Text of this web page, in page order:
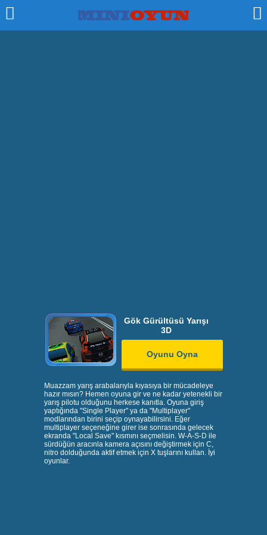
Gök Gürültüsü Yarışı
3D
Oyunu Oyna
Muazzam yarış arabalarıyla kıyasıya bir mücadeleye
hazır mısın? Hemen oyuna gir ve ne kadar yetenekli bir
yarış pilotu olduğunu herkese kanıtla. Oyuna giriş
yaptığında "Single Player" ya da "Multiplayer"
modlarından birini seçip oynayabilirsini. Eğer
multiplayer seçeneğine girer ise sonrasında gelecek
ekranda "Local Save" kısmını seçmelisin. W-A-S-D ile
sürdüğün aracınla kamera açısını değiştirmek için C,
nitro dolduğunda aktif etmek için X tuşlarını kullan. İyi
oyunlar.